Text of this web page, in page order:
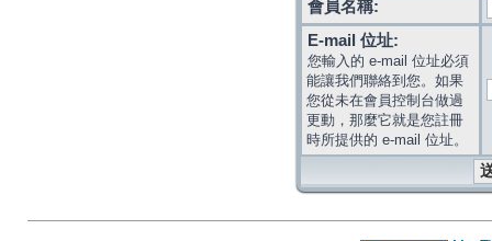
會員名稱:
E-mail 位址:
您輸入的 e-mail 位址必須
能讓我們聯絡到您。如果
您從未在會員控制台做過
更動，那麼它就是您註冊
時所提供的 e-mail 位址。